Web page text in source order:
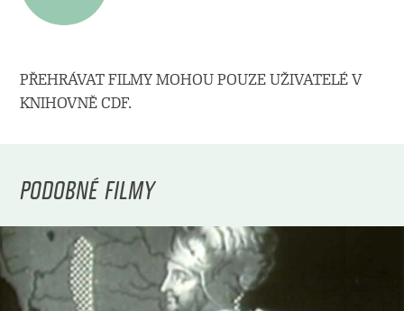
PŘEHRÁVAT FILMY MOHOU POUZE UŽIVATELÉ V
KNIHOVNĚ CDF.
PODOBNÉ FILMY